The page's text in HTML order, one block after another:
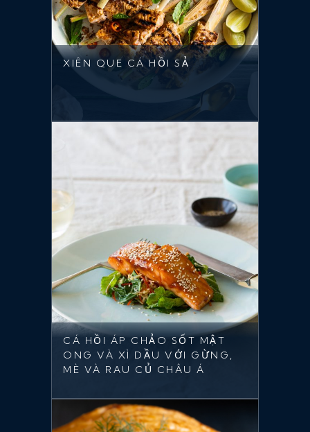
XIÊN QUE CÁ HỒI SẢ
CÁ HỒI ÁP CHẢO SỐT MẬT
ONG VÀ XÌ DẦU VỚI GỪNG,
MÈ VÀ RAU CỦ CHÂU Á